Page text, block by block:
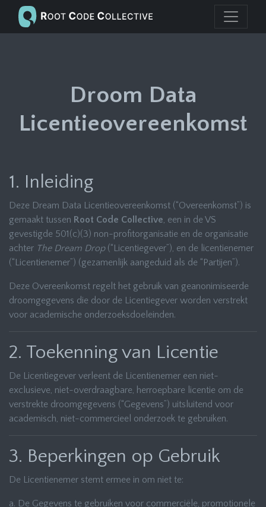
Droom Data
Licentieovereenkomst
1. Inleiding
Deze Dream Data Licentieovereenkomst (“Overeenkomst”) is
gemaakt tussen Root Code Collective, een in de VS
gevestigde 501(c)(3) non-profitorganisatie en de organisatie
achter The Dream Drop(“Licentiegever”), en de licentienemer
(“Licentienemer”) (gezamenlijk aangeduid als de “Partijen”).
Deze Overeenkomst regelt het gebruik van geanonimiseerde
droomgegevens die door de Licentiegever worden verstrekt
voor academische onderzoeksdoeleinden.
2. Toekenning van Licentie
De Licentiegever verleent de Licentienemer een niet-
exclusieve, niet-overdraagbare, herroepbare licentie om de
verstrekte droomgegevens (“Gegevens”) uitsluitend voor
academisch, niet-commercieel onderzoek te gebruiken.
3. Beperkingen op Gebruik
De Licentienemer stemt ermee in om niet te:
a. De Gegevens te gebruiken voor commerciële, promotionele